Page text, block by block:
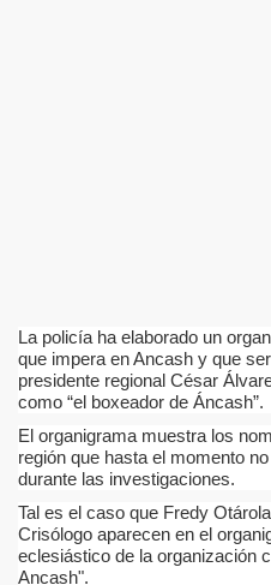
La policía ha elaborado un
que impera en Ancash y que
presidente regional César
como “el boxeador de Áncash”.
El organigrama muestra los
región que hasta el momento
durante las investigaciones.
Tal es el caso que Fredy
Crisólogo aparecen en el
eclesiástico de la organización
Ancash".
39%
PRESIDENTES Y
y saque sus conclusiones.
Rojas es